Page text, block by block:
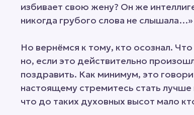
избивает свою жену? Он же
никогда грубого слова не слышала…»
Но вернёмся к тому, кто осознал.
но, если это действительно
поздравить. Как минимум, это
настоящему стремитесь стать
что до таких духовных высот мало